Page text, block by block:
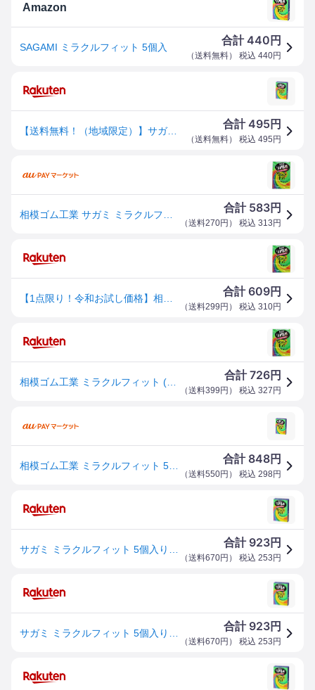
Amazon
SAGAMI ミラクルフィット 5個入
合計440 円
（送料無料） 税込 440円
【送料無料！（地域限定）】サガミ ミラクルフィット 5個
合計495円
（送料無料） 税込 495 円
合計 583円
（送料270円 ） 税込 313 円
合計609円
（送料299円 ） 税込 310円
合計726円
（送料399円 ） 税込 327 円
合計 848円
（送料550円 ） 税込 298 円
合計 923円
（送料670円 ） 税込 253 円
合計 923円
（送料670円 ） 税込 253 円